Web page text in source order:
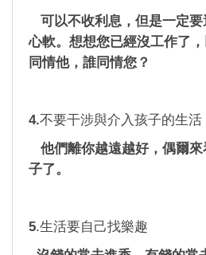
可以不收利息，但是一定
心軟。想想您已經沒工作了
同情他，誰同情您？
4. 不要干涉與介入孩子的生活
他們離你越遠越好，偶爾
子了。
5 .生活要自己找樂趣